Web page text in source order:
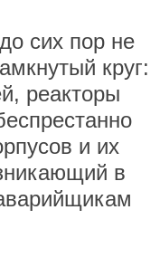
сих пор не
круг:
реакторы
и их
в